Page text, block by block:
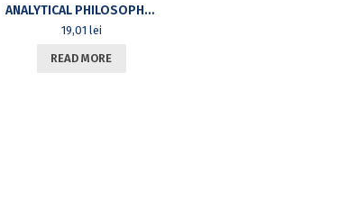
ANALYTICAL PHILOSOPHY REVIEW, VOL.II, NO. 1, JANUARY – JUNE 2008
19,01 lei
READ MORE